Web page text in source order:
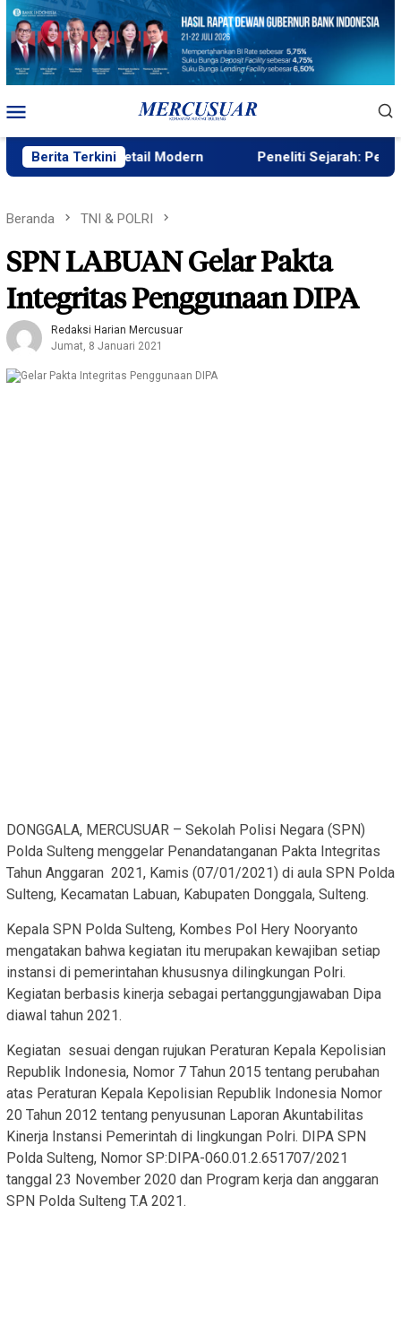
Loncat
konten
Mobile
Berita Terkini
ke Retail Modern Peneliti Sejarah: Penataan
Beranda TNI & POLRI
SPN LABUAN Gelar Pakta
Integritas Penggunaan DIPA
Redaksi Harian Mercusuar
Jumat, 8 Januari 2021
DONGGALA, MERCUSUAR – Sekolah Polisi Negara (SPN)
Polda Sulteng menggelar Penandatanganan Pakta Integritas
Tahun Anggaran 2021, Kamis (07/01/2021) di aula SPN Polda
Sulteng, Kecamatan Labuan, Kabupaten Donggala, Sulteng.
Kepala SPN Polda Sulteng, Kombes Pol Hery Nooryanto
mengatakan bahwa kegiatan itu merupakan kewajiban setiap
instansi di pemerintahan khususnya dilingkungan Polri.
Kegiatan berbasis kinerja sebagai pertanggungjawaban Dipa
diawal tahun 2021.
Kegiatan sesuai dengan rujukan Peraturan Kepala Kepolisian
Republik Indonesia, Nomor 7 Tahun 2015 tentang perubahan
atas Peraturan Kepala Kepolisian Republik Indonesia Nomor
20 Tahun 2012 tentang penyusunan Laporan Akuntabilitas
Kinerja Instansi Pemerintah di lingkungan Polri. DIPA SPN
Polda Sulteng, Nomor SP:DIPA-060.01.2.651707/2021
tanggal 23 November 2020 dan Program kerja dan anggaran
SPN Polda Sulteng T.A 2021.